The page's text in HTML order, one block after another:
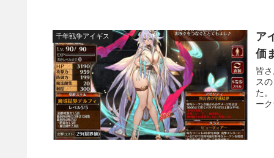
千年戦争アイギス
ア
価
皆
ス
た
ー